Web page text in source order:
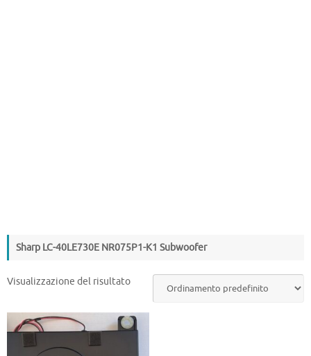
Sharp LC-40LE730E NR075P1-K1 Subwoofer
Visualizzazione del risultato